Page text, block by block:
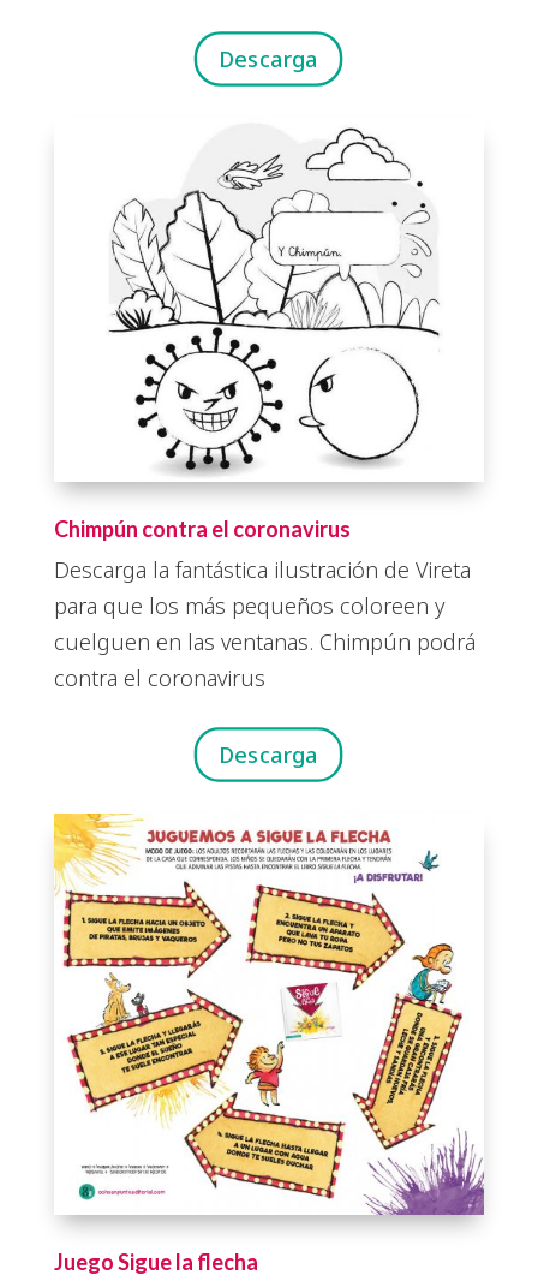
Descarga
Chimpún contra el coronavirus
Descarga la fantástica ilustración de Vireta
para que los más pequeños coloreen y
cuelguen en las ventanas. Chimpún podrá
contra el coronavirus
Descarga
Juego Sigue la flecha